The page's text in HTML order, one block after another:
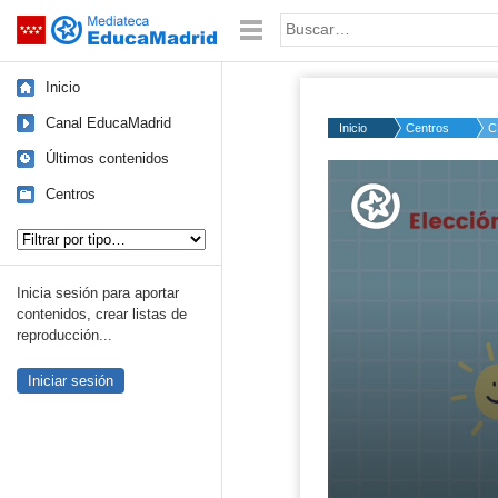
Saltar navegación Palabra o frase:
Inicio
Canal EducaMadrid
Últimos contenidos
Centros
Inicia sesión para aportar
contenidos, crear listas de
reproducción...
Iniciar sesión
Inicio Centros
50%